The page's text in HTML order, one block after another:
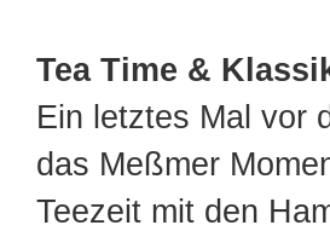
Tea Time &
Ein letztes Mal vor
das Meßmer
Teezeit mit den